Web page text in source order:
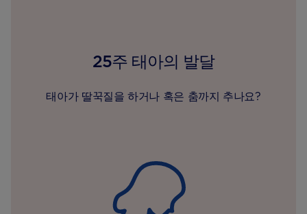
25주 태아의 발달
태아가 딸꾹질을 하거나 혹은 춤까지 추나요?